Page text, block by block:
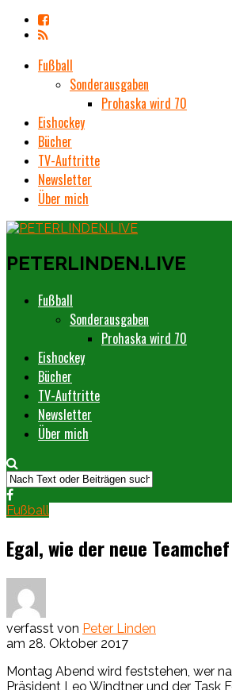
Fußball
Sonderausgaben
Prohaska wird 70
Eishockey
Bücher
TV-Auftritte
Newsletter
Über mich
PETERLINDEN.LIVE
Fußball
Sonderausgaben
Prohaska wird 70
Eishockey
Bücher
TV-Auftritte
Newsletter
Über mich
Fußball
Egal, wie der neue
verfasst von Peter Linden
am 28. Oktober 2017
Montag Abend wird feststehen, wer
Präsident Leo Windtner und der Task